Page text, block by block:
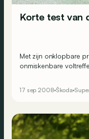
Korte test van
Met zijn onklopbare
onmiskenbare
ons al aangenaam
verhouding prijs/
koppel en
van een Superb. En dat
<br>Algemene
17 sep 2008 Škoda